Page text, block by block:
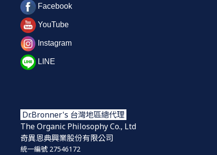
Facebook
YouTube
Instagram
LINE
Dr.Bronner's 台灣地區總代理
The Organic Philosophy Co., Ltd
奇異恩典興業股份有限公司
統一編號 27546172